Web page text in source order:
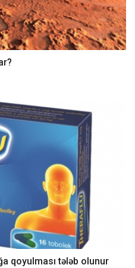
qoyulması tələb olunur